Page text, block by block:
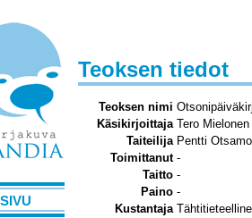
Teoksen tiedot
Teoksen nimi
Käsikirjoittaja Tero Mielonen
Taiteilija Pentti Otsamo
Toimittanut -
Taitto -
Paino -
Kustantaja